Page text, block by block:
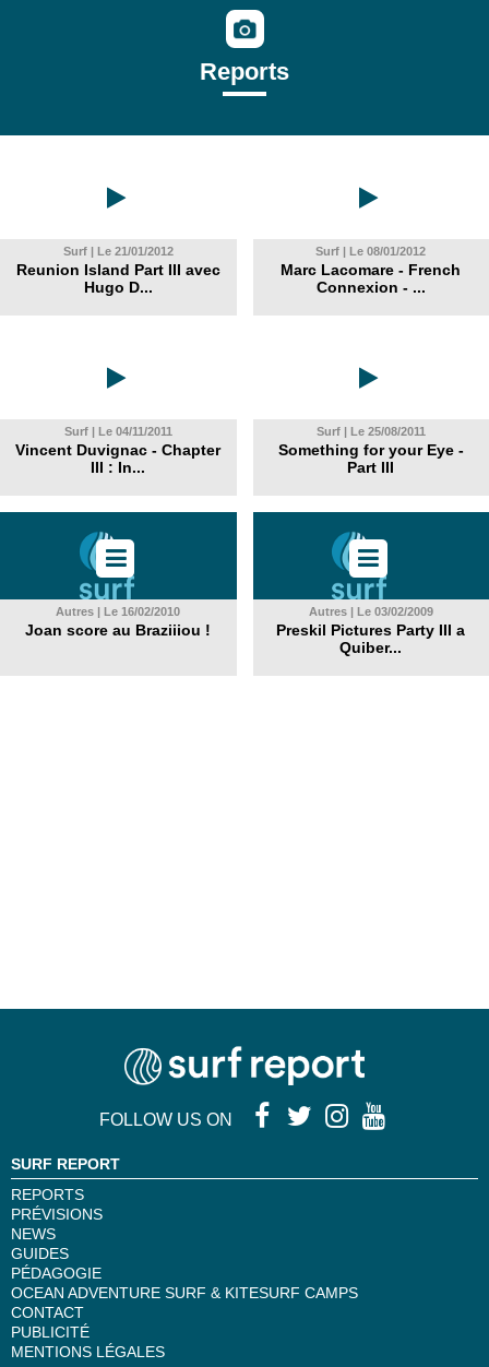
Reports
Surf | Le 21/01/2012
Reunion Island Part III avec
Hugo D...
Surf | Le 08/01/2012
Marc Lacomare - French
Connexion - ...
Surf | Le 04/11/2011
Vincent Duvignac - Chapter
III : In...
Surf | Le 25/08/2011
Something for your Eye -
Part III
Autres | Le 16/02/2010
Joan score au Braziiiou !
Autres | Le 03/02/2009
Preskil Pictures Party III a
Quiber...
FOLLOW US ON
SURF REPORT
REPORTS
PRÉVISIONS
NEWS
GUIDES
PÉDAGOGIE
OCEAN ADVENTURE SURF & KITESURF CAMPS
CONTACT
PUBLICITÉ
MENTIONS LÉGALES